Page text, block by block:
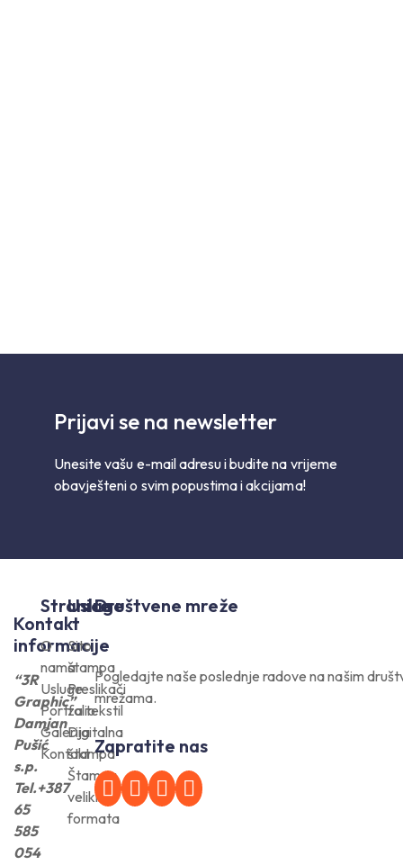
Prijavi se na newsletter
Unesite vašu e-mail adresu i budite na vrijeme
obavješteni o svim popustima i akcijama!
Kontakt
informacije
“3R
Graphic”
Damjan
Pušić
s.p.
Tel.+387
65
585
054
Stranice
O
nama
Usluge
Portfolio
Galerija
Kontakt
Usluge
Sito
štampa
Preslikači
za tekstil
Digitalna
štampa
Štampa
velikih
formata
Društvene mreže
Pogledajte naše poslednje radove na našim
mrežama.
Zapratite nas